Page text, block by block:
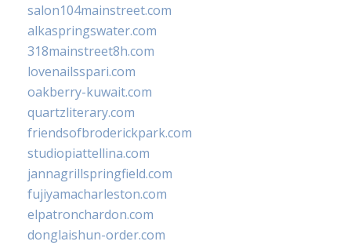
salon104mainstreet.com
alkaspringswater.com
318mainstreet8h.com
lovenailsspari.com
oakberry-kuwait.com
quartzliterary.com
friendsofbroderickpark.com
studiopiattellina.com
jannagrillspringfield.com
fujiyamacharleston.com
elpatronchardon.com
donglaishun-order.com